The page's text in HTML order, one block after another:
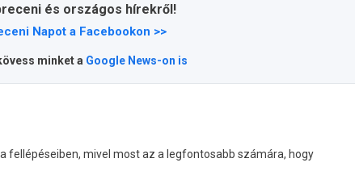
és országos hírekről!
Napot a Facebookon >>
minket a Google News-on is
fellépéseiben, mivel most az a legfontosabb számára, hogy